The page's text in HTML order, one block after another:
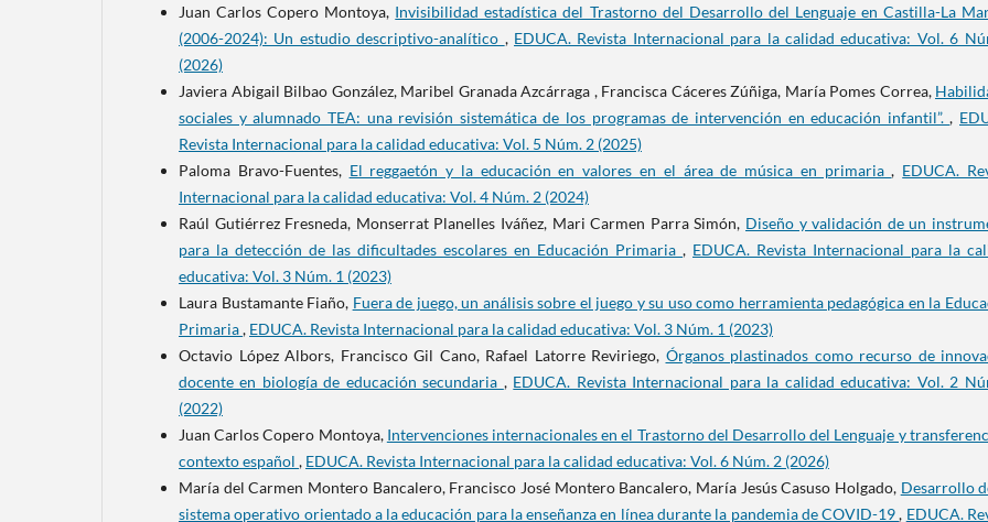
Juan Carlos Copero Montoya, Invisibilidad estadística del Trastorno del Desarrollo del Lenguaje en Castilla-La
(2006-2024): Un estudio descriptivo-analítico , EDUCA. Revista Internacional para la calidad educativa: Vol. 6
(2026)
Javiera Abigail Bilbao González, Maribel Granada Azcárraga , Francisca Cáceres Zúñiga, María Pomes Correa,
sociales y alumnado TEA: una revisión sistemática de los programas de intervención en educación infantil”.,
Revista Internacional para la calidad educativa: Vol. 5 Núm. 2 (2025)
Paloma Bravo-Fuentes, El reggaetón y la educación en valores en el área de música en primaria, EDUCA.
Internacional para la calidad educativa: Vol. 4 Núm. 2 (2024)
Raúl Gutiérrez Fresneda, Monserrat Planelles Iváñez, Mari Carmen Parra Simón, Diseño y validación de un
para la detección de las dificultades escolares en Educación Primaria , EDUCA. Revista Internacional para la
educativa: Vol. 3 Núm. 1 (2023)
Laura Bustamante Fiaño, Fuera de juego, un análisis sobre el juego y su uso como herramienta pedagógica en la
Primaria, EDUCA. Revista Internacional para la calidad educativa: Vol. 3 Núm. 1 (2023)
Octavio López Albors, Francisco Gil Cano, Rafael Latorre Reviriego, Órganos plastinados como recurso de
docente en biología de educación secundaria , EDUCA. Revista Internacional para la calidad educativa: Vol. 2
(2022)
Juan Carlos Copero Montoya, Intervenciones internacionales en el Trastorno del Desarrollo del Lenguaje y
contexto español , EDUCA. Revista Internacional para la calidad educativa: Vol. 6 Núm. 2 (2026)
María del Carmen Montero Bancalero, Francisco José Montero Bancalero, María Jesús Casuso Holgado, Desarrollo
sistema operativo orientado a la educación para la enseñanza en línea durante la pandemia de COVID-19, EDUCA.